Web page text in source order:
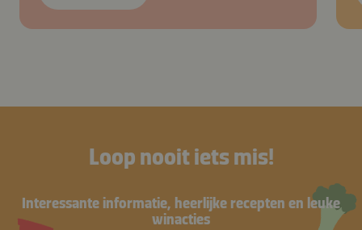
Loop nooit iets mis!
Interessante informatie, heerlijke recepten en leuke
winacties